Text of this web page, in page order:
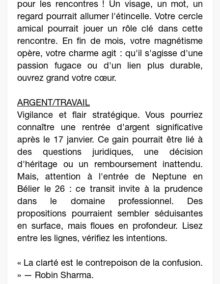
pour les rencontres ! Un visage, un mot, un
regard pourrait allumer l'étincelle. Votre cercle
amical pourrait jouer un rôle clé dans cette
rencontre. En fin de mois, votre magnétisme
opère, votre charme agit : qu'il s'agisse d'une
passion fugace ou d'un lien plus durable,
ouvrez grand votre cœur.
ARGENT/TRAVAIL
Vigilance et flair stratégique. Vous pourriez
connaître une rentrée d'argent significative
après le 17 janvier. Ce gain pourrait être lié à
des questions juridiques, une décision
d'héritage ou un remboursement inattendu.
Mais, attention à l'entrée de Neptune en
Bélier le 26 : ce transit invite à la prudence
dans le domaine professionnel. Des
propositions pourraient sembler séduisantes
en surface, mais floues en profondeur. Lisez
entre les lignes, vérifiez les intentions.
« La clarté est le contrepoison de la confusion.
» — Robin Sharma.